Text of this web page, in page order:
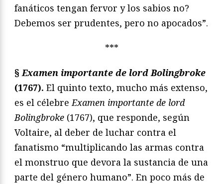
fanáticos tengan fervor y los sabios no?
Debemos ser prudentes, pero no apocados”.
***
§Examen importante de lord Bolingbroke
(1767). El quinto texto, mucho más extenso,
es el célebreExamen importante de lord
Bolingbroke (1767), que responde, según
Voltaire, al deber de luchar contra el
fanatismo “multiplicando las armas contra
el monstruo que devora la sustancia de una
parte del género humano”. En poco más de